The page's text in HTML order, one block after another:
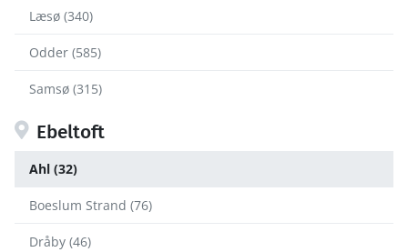
Læsø (340)
Odder (585)
Samsø (315)
Ebeltoft
Ahl (32)
Boeslum Strand (76)
Dråby (46)